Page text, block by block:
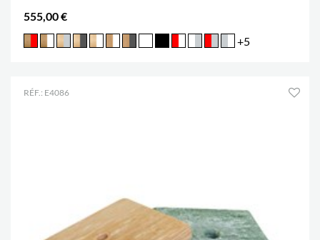
555,00 €
+5
RÉF.: E4086